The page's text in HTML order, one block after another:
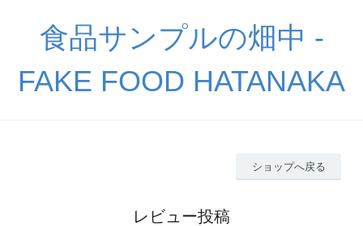
食品サンプルの畑中 -
FAKE FOOD HATANAKA
ショップへ戻る
レビュー投稿